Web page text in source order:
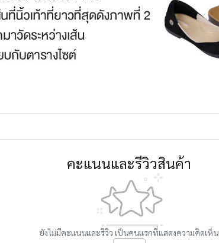
คะแนนและรีวิวสินค้า
ยังไม่มีคะแนนและรีวิว เป็นคนแรกที่แสดงความคิดเห็น